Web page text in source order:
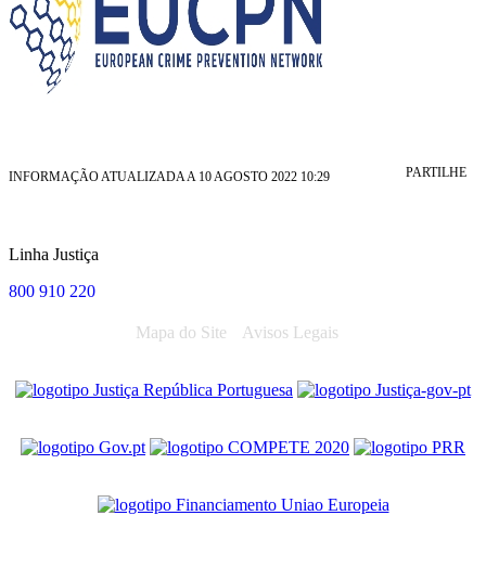
INFORMAÇÃO ATUALIZADA A 10 AGOSTO 2022 10:29 PARTILHE
Linha Justiça
800 910 220
Mapa do Site Avisos Legais